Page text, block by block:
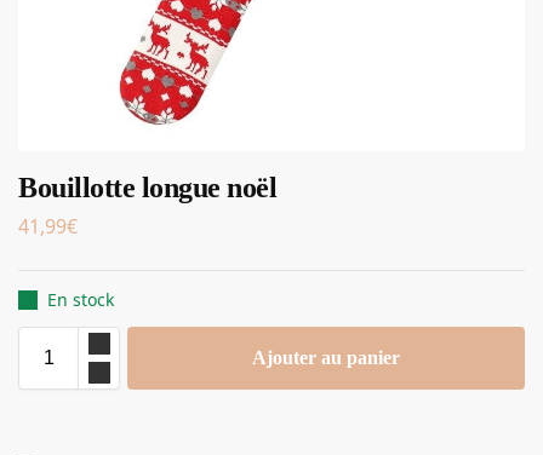
Bouillotte longue noël
41,99€
En stock
Ajouter au panier